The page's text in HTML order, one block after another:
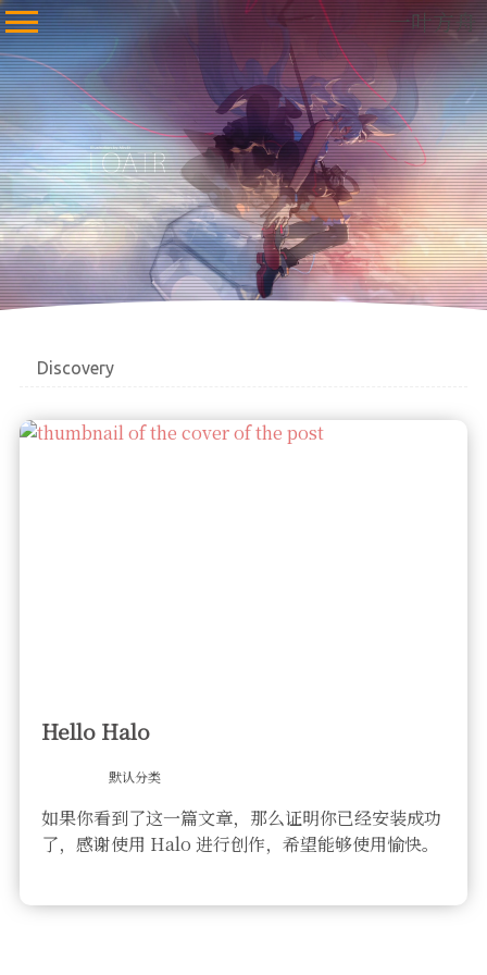
一叶方舟
Discovery
Hello Halo
默认分类
如果你看到了这一篇文章，那么证明你已经安装成功
了，感谢使用 Halo 进行创作，希望能够使用愉快。